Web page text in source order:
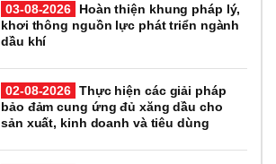
03-08-2026
Hoàn thiện khung pháp lý,
khơi thông nguồn lực phát triển ngành
dầu khí
02-08-2026 Thực hiện các giải pháp
bảo đảm cung ứng đủ xăng dầu cho
sản xuất, kinh doanh và tiêu dùng